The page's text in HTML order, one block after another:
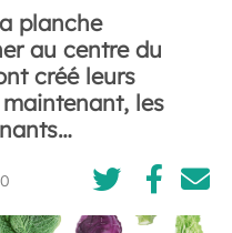
planche
au centre du
créé leurs
les